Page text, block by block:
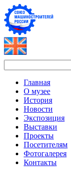
Главная
О музее
История
Новости
Экспозиция
Выставки
Проекты
Посетителям
Фотогалерея
Контакты